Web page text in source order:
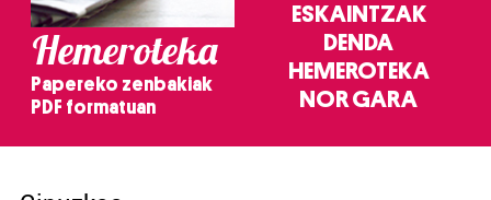
Hemeroteka
Papereko zenbakiak
PDF formatuan
ESKAINTZAK
DENDA
HEMEROTEKA
NOR GARA